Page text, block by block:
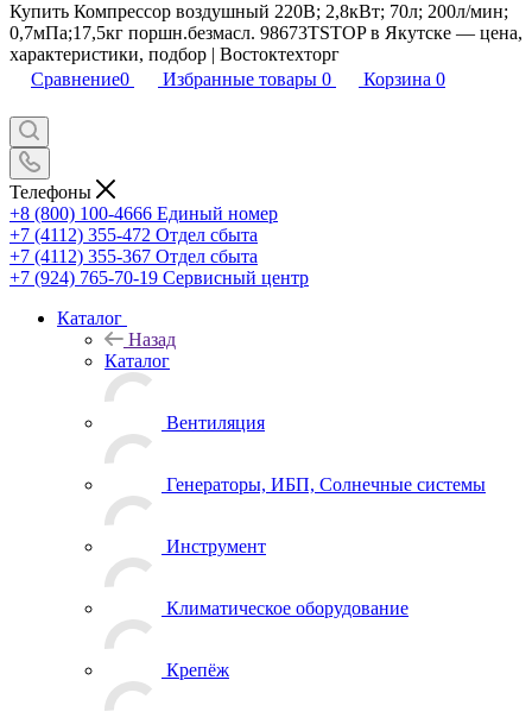
Купить Компрессор воздушный 220В; 2,8кВт; 70л; 200л/мин;
0,7мПа;17,5кг поршн.безмасл. 98673TSTOP в Якутске — цена,
характеристики, подбор | Востоктехторг
Сравнение0 Избранные товары 0 Корзина 0
Телефоны
+8 (800) 100-4666 Единый номер
+7 (4112) 355-472 Отдел сбыта
+7 (4112) 355-367 Отдел сбыта
+7 (924) 765-70-19 Сервисный центр
Каталог
Назад
Каталог
Вентиляция
Генераторы, ИБП, Солнечные системы
Инструмент
Климатическое оборудование
Крепёж